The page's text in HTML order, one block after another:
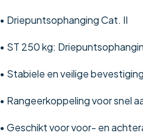
• Driepuntsophanging Cat. II
• ST 250 kg:
• Stabiele en veilige bevestiging
• Rangeerkoppeling voor snel
• Geschikt voor voor- en